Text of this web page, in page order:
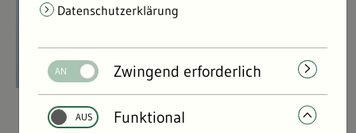
Flächen- & Artenschutz
Datenschutzerklärung
Zwingend erforderlich
Funktional